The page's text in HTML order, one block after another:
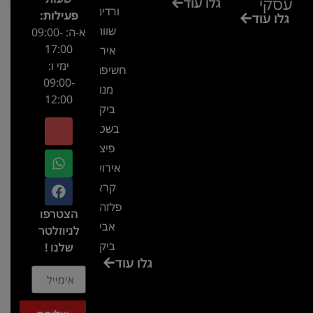
גלו עוד
ורדים –
שווה!!
אירוע
חשיפה- זיו
מנור
ביקור
בשטח-
פיצ'ר
אירועים
קראון
פלזה תל
אביב-
ביקור
בכנס
המסחרי
גלו עוד
פעילות:
א-ה: 09:00-
17:00
ימי ו:
09:00-
12:00
הצטרפו
לניוזלטר
שלנו !